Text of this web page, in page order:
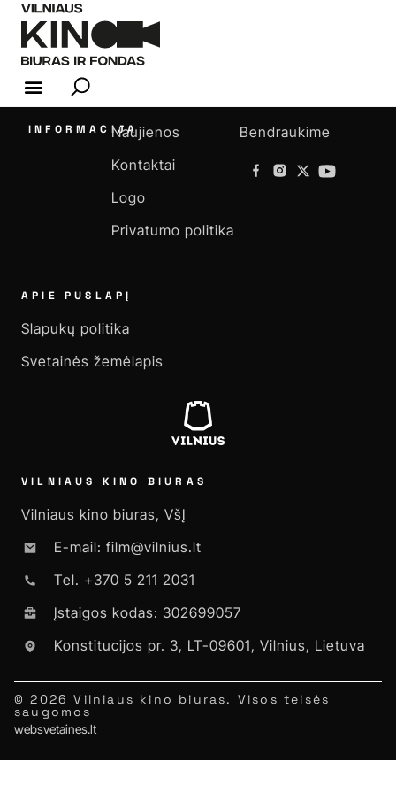
INFORMACIJANaujienos
Kontaktai
Logo
Privatumo politika
Bendraukime
APIE PUSLAPĮ
Slapukų politika
Svetainės žemėlapis
VILNIAUS KINO BIURAS
Vilniaus kino biuras, VšĮ
E-mail: film@vilnius.lt
Tel. +370 5 211 2031
Įstaigos kodas: 302699057
Konstitucijos pr. 3, LT-09601, Vilnius, Lietuva
© 2026 Vilniaus kino biuras. Visos teisės
saugomos
websvetaines.lt